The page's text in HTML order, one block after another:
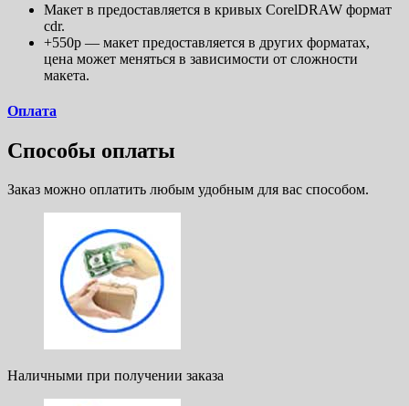
Макет в предоставляется в кривых CorelDRAW формат
cdr.
+550р — макет предоставляется в других форматах,
цена может меняться в зависимости от сложности
макета.
Оплата
Способы оплаты
Заказ можно оплатить любым удобным для вас способом.
Наличными при получении заказа